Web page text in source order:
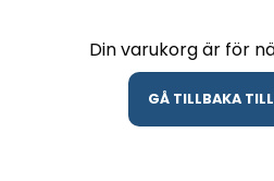
Din varukorg är för
GÅ TILLBAKA